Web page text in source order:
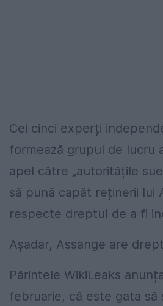
Cei cinci experți
formează grupul de lucru
apel către „autoritățile
să pună capăt reținerii lui
respecte dreptul de a fi
Așadar, Assange are
Părintele WikiLeaks
februarie, că este gata să